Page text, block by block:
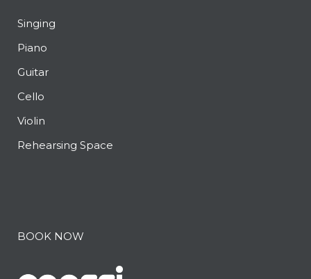
Singing
Piano
Guitar
Cello
Violin
Rehearsing Space
BOOK NOW